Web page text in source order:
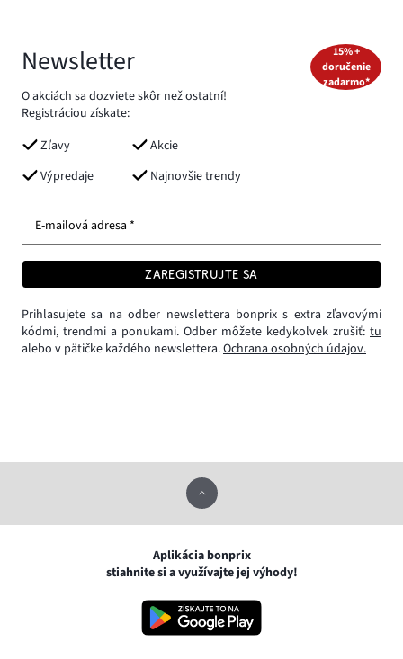
Newsletter
O akciách sa dozviete skôr než ostatní!
Registráciou získate:
Zľavy
Akcie
Výpredaje
Najnovšie trendy
15% +
doručenie
zadarmo*
E-mailová adresa *
ZAREGISTRUJTE SA
Prihlasujete sa na odber newslettera bonprix s extra zľavovými
kódmi, trendmi a ponukami. Odber môžete kedykoľvek zrušiť: tu
alebo v pätičke každého newslettera.Ochrana osobných údajov.
Aplikácia bonprix
stiahnite si a využívajte jej výhody!